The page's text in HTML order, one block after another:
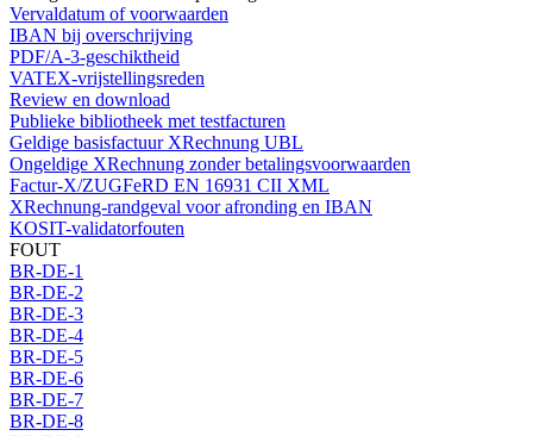
Vervaldatum of voorwaarden
IBAN bij overschrijving
PDF/A-3-geschiktheid
VATEX-vrijstellingsreden
Review en download
Publieke bibliotheek met testfacturen
Geldige basisfactuur XRechnung UBL
Ongeldige XRechnung zonder betalingsvoorwaarden
Factur-X/ZUGFeRD EN 16931 CII XML
XRechnung-randgeval voor afronding en IBAN
KOSIT-validatorfouten
FOUT
BR-DE-1
BR-DE-2
BR-DE-3
BR-DE-4
BR-DE-5
BR-DE-6
BR-DE-7
BR-DE-8